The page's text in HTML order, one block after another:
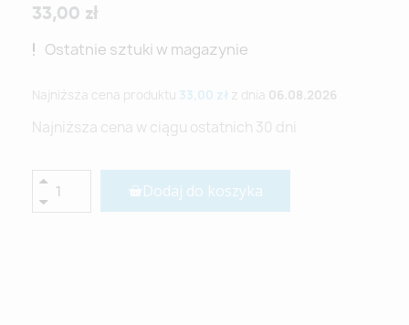
33,00 zł
Ostatnie sztuki w magazynie
Najniższa cena produktu 33,00 zł z dnia 06.08.2026
Najniższa cena w ciągu ostatnich 30 dni
Dodaj do koszyka